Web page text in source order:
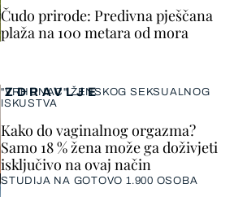
ZDRAVLJE
"VRHUNAC" ŽENSKOG SEKSUALNOG
ISKUSTVA
Kako do vaginalnog orgazma?
Samo 18 % žena može ga doživjeti
isključivo na ovaj način
STUDIJA NA GOTOVO 1.900 OSOBA
Čudo prirode: Predivna pješčana
plaža na 100 metara od mora